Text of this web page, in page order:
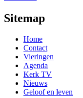
Sitemap
Home
Contact
Vieringen
Agenda
Kerk TV
Nieuws
Geloof en leven